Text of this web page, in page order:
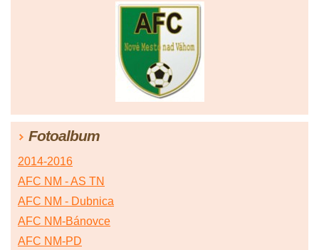
Fotoalbum
2014-2016
AFC NM - AS TN
AFC NM - Dubnica
AFC NM-Bánovce
AFC NM-PD